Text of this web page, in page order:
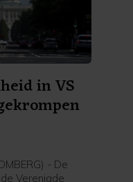
in VS
- De
Verenigde